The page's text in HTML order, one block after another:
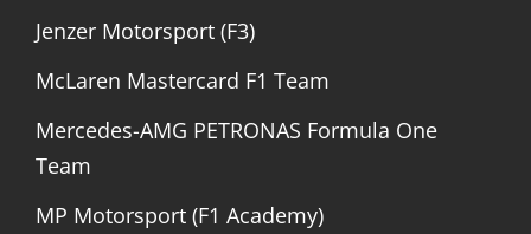
Jenzer Motorsport (F3)
McLaren Mastercard F1 Team
Mercedes-AMG PETRONAS Formula One
Team
MP Motorsport (F1 Academy)